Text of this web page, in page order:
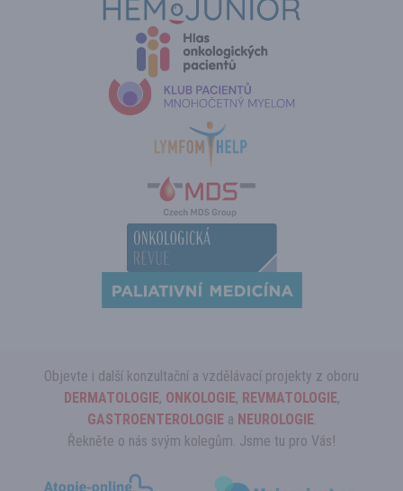
Objevte i další konzultační a vzdělávací projekty z oboru
DERMATOLOGIE, ONKOLOGIE, REVMATOLOGIE,
GASTROENTEROLOGIEa NEUROLOGIE.
Řekněte o nás svým kolegům. Jsme tu pro Vás!